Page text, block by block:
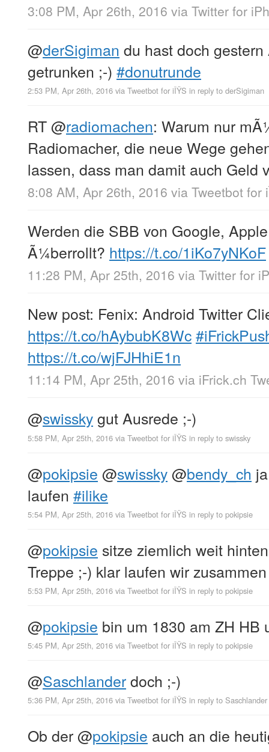
3:08 PM, Apr 26th, 2016 via Twitter for
@derSigiman du hast doch
getrunken ;-) #donutrunde
2:53 PM, Apr 26th, 2016 via Tweetbot for iÎŸS in reply to derSigiman
RT@radiomachen: Warum nur
Radiomacher, die neue Wege
lassen, dass man damit auch Geld
8:08 AM, Apr 26th, 2016 via Tweetbot for
Werden die SBB von Google,
Ã¼berrollt? https://t.co/1iKo7yNKoF
11:28 PM, Apr 25th, 2016 via Twitter for
New post: Fenix: Android Twitter
https://t.co/hAybubK8Wc
https://t.co/wjFJHhiE1n
11:14 PM, Apr 25th, 2016 via iFrick.ch
@swisskygut Ausrede ;-)
5:58 PM, Apr 25th, 2016 via Tweetbot for iÎŸS in reply to swissky
@pokipsie @swissky@bendy_ch
laufen #ilike
5:54 PM, Apr 25th, 2016 via Tweetbot for iÎŸS in reply to pokipsie
@pokipsie sitze ziemlich weit
Treppe ;-) klar laufen wir zusammen
5:53 PM, Apr 25th, 2016 via Tweetbot for iÎŸS in reply to pokipsie
@pokipsie bin um 1830 am ZH HB
5:45 PM, Apr 25th, 2016 via Tweetbot for iÎŸS in reply to pokipsie
@Saschlanderdoch ;-)
5:36 PM, Apr 25th, 2016 via Tweetbot for iÎŸS in reply to Saschlander
Ob der@pokipsie auch an die